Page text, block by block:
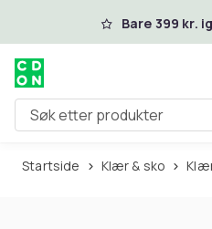
Hopp til hovedinnhold
Bare 399 kr.
Søk etter produkter
Startside Klær & sko